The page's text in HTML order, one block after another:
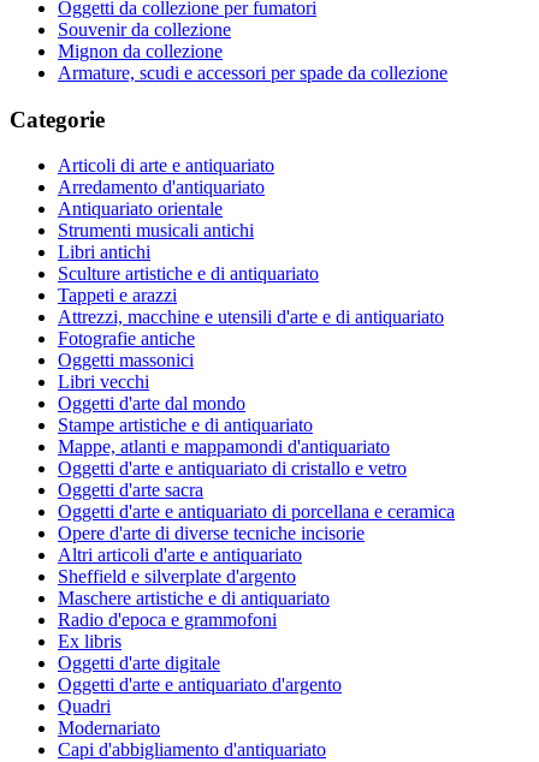
Oggetti da collezione per fumatori
Souvenir da collezione
Mignon da collezione
Armature, scudi e accessori per spade da collezione
Categorie
Articoli di arte e antiquariato
Arredamento d'antiquariato
Antiquariato orientale
Strumenti musicali antichi
Libri antichi
Sculture artistiche e di antiquariato
Tappeti e arazzi
Attrezzi, macchine e utensili d'arte e di antiquariato
Fotografie antiche
Oggetti massonici
Libri vecchi
Oggetti d'arte dal mondo
Stampe artistiche e di antiquariato
Mappe, atlanti e mappamondi d'antiquariato
Oggetti d'arte e antiquariato di cristallo e vetro
Oggetti d'arte sacra
Oggetti d'arte e antiquariato di porcellana e ceramica
Opere d'arte di diverse tecniche incisorie
Altri articoli d'arte e antiquariato
Sheffield e silverplate d'argento
Maschere artistiche e di antiquariato
Radio d'epoca e grammofoni
Ex libris
Oggetti d'arte digitale
Oggetti d'arte e antiquariato d'argento
Quadri
Modernariato
Capi d'abbigliamento d'antiquariato